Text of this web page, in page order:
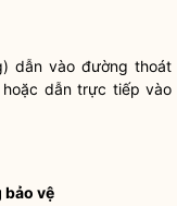
dẫn vào đường thoát
dẫn trực tiếp vào
bảo vệ